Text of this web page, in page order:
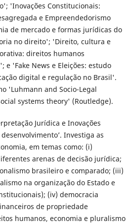
'Inovações Constitucionais:
e Empreendedorismo
de mercado e formas jurídicas do
no direito'; 'Direito, cultura e
direitos humanos
'Fake News e Eleições: estudo
digital e regulação no Brasil'.
'Luhmann and Socio-Legal
systems theory' (Routledge).
Jurídica e Inovações
Investiga as
em temas como: (i)
arenas de decisão jurídica;
brasileiro e comparado; (iii)
na organização do Estado e
(iv) democracia
de propriedade
humanos, economia e pluralismo